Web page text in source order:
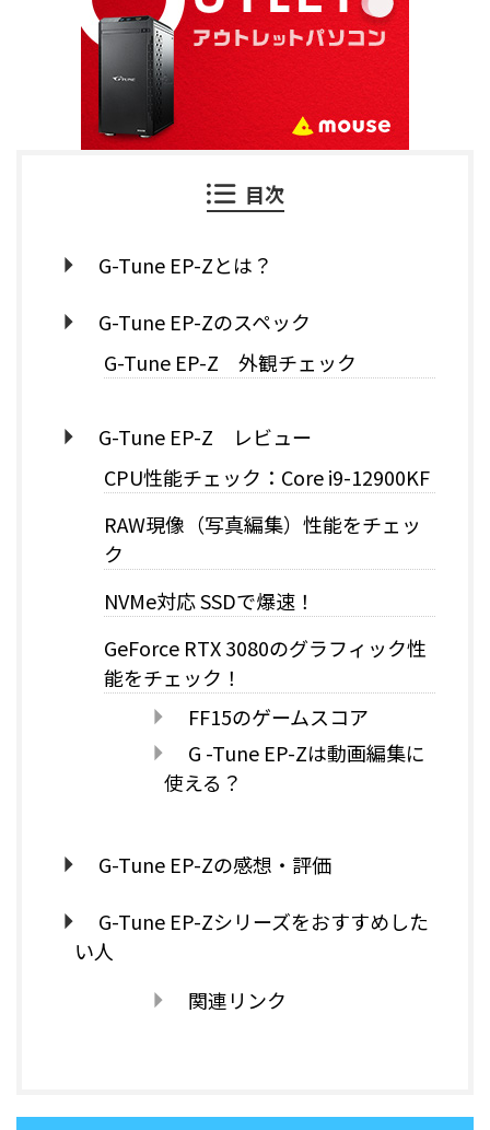
目次
G-Tune EP-Zとは？
G-Tune EP-Zのスペック
G-Tune EP-Z 外観チェック
G-Tune EP-Z レビュー
CPU性能チェック：Core i9-12900KF
RAW現像（写真編集）性能をチェッ
ク
NVMe対応 SSDで爆速！
GeForce RTX 3080のグラフィック性
能をチェック！
FF15のゲームスコア
G -Tune EP-Zは動画編集に
使える？
G-Tune EP-Zの感想・評価
G-Tune EP-Zシリーズをおすすめした
い人
関連リンク